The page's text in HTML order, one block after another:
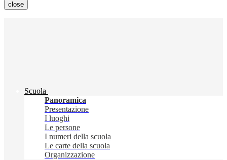
close
Scuola
Panoramica
Presentazione
I luoghi
Le persone
I numeri della scuola
Le carte della scuola
Organizzazione